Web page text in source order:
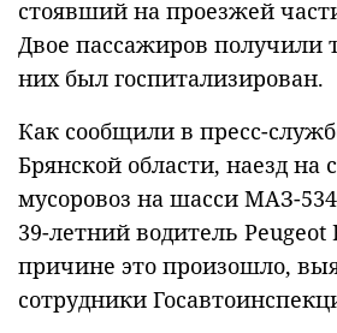
стоявший на проезжей
Двое пассажиров получили
них был госпитализирован.
Как сообщили в пресс-
Брянской области, наезд на
мусоровоз на шасси МАЗ-
39-летний водитель
причине это произошло,
сотрудники